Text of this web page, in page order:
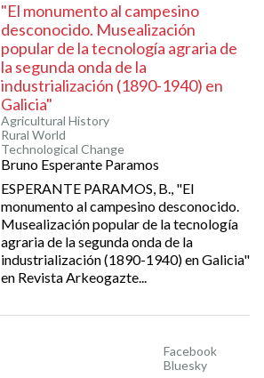
"El monumento al campesino
desconocido. Musealización
popular de la tecnología agraria de
la segunda onda de la
industrialización (1890-1940) en
Galicia"
Agricultural History
Rural World
Technological Change
Bruno Esperante Paramos
ESPERANTE PARAMOS, B., "El
monumento al campesino desconocido.
Musealización popular de la tecnología
agraria de la segunda onda de la
industrialización (1890-1940) en Galicia"
en Revista Arkeogazte...
Facebook
Bluesky